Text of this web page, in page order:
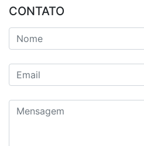
CONTATO